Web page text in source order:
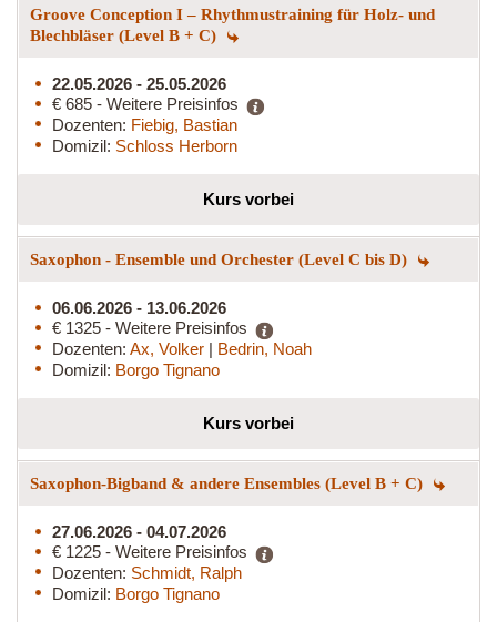
Groove Conception I – Rhythmustraining für Holz- und
Blechbläser (Level B + C)
22.05.2026 - 25.05.2026
€ 685 - Weitere Preisinfos
Dozenten: Fiebig, Bastian
Domizil: Schloss Herborn
Kurs vorbei
Saxophon - Ensemble und Orchester (Level C bis D)
06.06.2026 - 13.06.2026
€ 1325 - Weitere Preisinfos
Dozenten: Ax, Volker | Bedrin, Noah
Domizil: Borgo Tignano
Kurs vorbei
Saxophon-Bigband & andere Ensembles (Level B + C)
27.06.2026 - 04.07.2026
€ 1225 - Weitere Preisinfos
Dozenten: Schmidt, Ralph
Domizil: Borgo Tignano